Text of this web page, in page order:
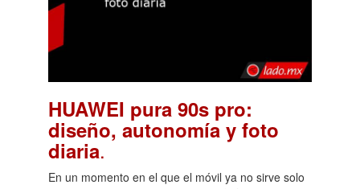
HUAWEI pura 90s pro:
diseño, autonomía y foto
diaria.
En un momento en el que el móvil ya no sirve solo